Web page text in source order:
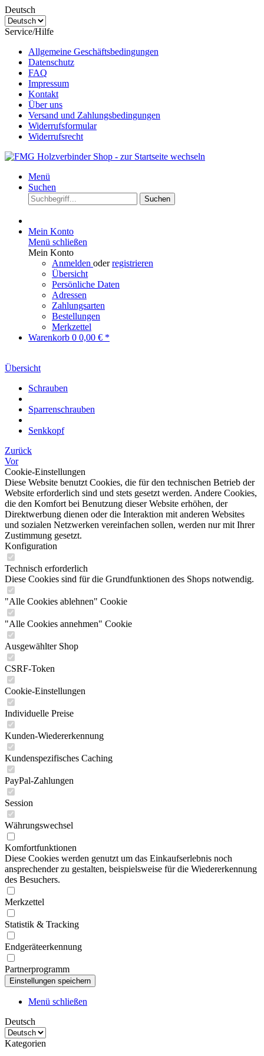
Deutsch
Service/Hilfe
Allgemeine Geschäftsbedingungen
Datenschutz
FAQ
Impressum
Kontakt
Über uns
Versand und Zahlungsbedingungen
Widerrufsformular
Widerrufsrecht
Menü
Suchen
Suchen
Mein Konto
Menü schließen
Mein Konto
Anmelden oderregistrieren
Übersicht
Persönliche Daten
Adressen
Zahlungsarten
Bestellungen
Merkzettel
Warenkorb 0 0,00 € *
Übersicht
Schrauben
Sparrenschrauben
Senkkopf
Zurück
Vor
Cookie-Einstellungen
Diese Website benutzt Cookies, die für den technischen Betrieb der
Website erforderlich sind und stets gesetzt werden. Andere Cookies,
die den Komfort bei Benutzung dieser Website erhöhen, der
Direktwerbung dienen oder die Interaktion mit anderen Websites
und sozialen Netzwerken vereinfachen sollen, werden nur mit Ihrer
Zustimmung gesetzt.
Konfiguration
Technisch erforderlich
Diese Cookies sind für die Grundfunktionen des Shops notwendig.
"Alle Cookies ablehnen" Cookie
"Alle Cookies annehmen" Cookie
Ausgewählter Shop
CSRF-Token
Cookie-Einstellungen
Individuelle Preise
Kunden-Wiedererkennung
Kundenspezifisches Caching
PayPal-Zahlungen
Session
Währungswechsel
Komfortfunktionen
Diese Cookies werden genutzt um das Einkaufserlebnis noch
ansprechender zu gestalten, beispielsweise für die Wiedererkennung
des Besuchers.
Merkzettel
Statistik & Tracking
Endgeräteerkennung
Partnerprogramm
Menü schließen
Deutsch
Kategorien